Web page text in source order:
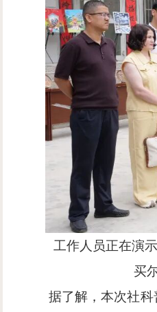
工作人员正在演
买
据了解，本次社